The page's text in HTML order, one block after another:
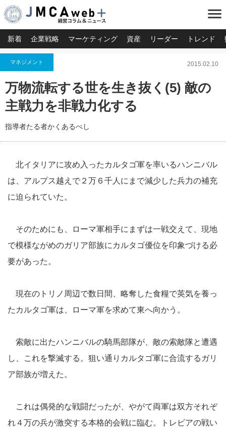
menu
新着 企業戦略 マーケティング 資産 リーダー トレンド
マネジメント 2015.02.10
万物流転する世を生き抜く(5) 敵の
主戦力を非戦力化する
指導者たる者かくあるべし
北イタリアに攻め入ったカルタゴ軍を率いるハンニバル
は、アルプス越えで２万６千人にまで減少した兵力の補充
に迫られていた。
そのためにも、ローマ軍相手にまずは一戦交えて、現地
で模様ながめのガリア部族にカルタゴ優位を印象づける必
要があった。
現在のトリノ周辺で数日間、略奪した食糧で英気を養っ
たカルタゴ軍は、ローマ軍を求めて東へ向かう。
索敵に出たハンニバルの騎馬部隊が、敵の索敵隊と遭遇
し、これを撃滅する。狙い通りカルタゴ軍に合流するガリ
ア部族が増えた。
これは偶発的な戦闘だったが、やがて両軍は双方それぞ
れ４万の兵が激突する本格的会戦に臨む。トレビアの戦い